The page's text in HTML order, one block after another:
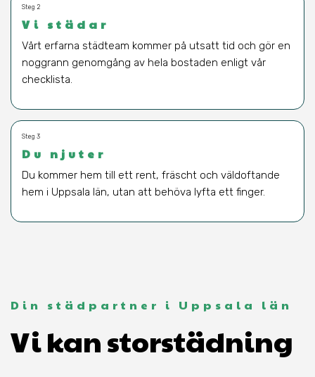
Steg 2
Vi städar
Vårt erfarna städteam kommer på utsatt tid och gör en
noggrann genomgång av hela bostaden enligt vår
checklista.
Steg 3
Du njuter
Du kommer hem till ett rent, fräscht och väldoftande
hem i Uppsala län, utan att behöva lyfta ett finger.
Din städpartner i Uppsala län
Vi kan storstädning